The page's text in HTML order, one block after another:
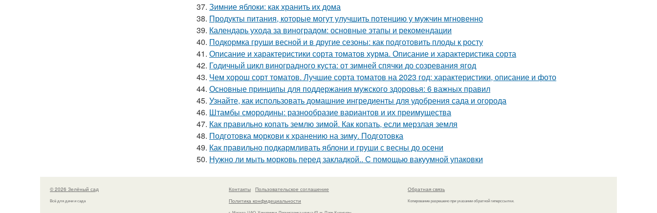
37. Зимние яблоки: как хранить их дома
38. Продукты питания, которые могут улучшить потенцию у мужчин мгновенно
39. Календарь ухода за виноградом: основные этапы и рекомендации
40. Подкормка груши весной и в другие сезоны: как подготовить плоды к росту
41. Описание и характеристики сорта томатов хурма. Описание и характеристика сорта
42. Годичный цикл виноградного куста: от зимней спячки до созревания ягод
43. Чем хорош сорт томатов. Лучшие сорта томатов на 2023 год: характеристики, описание и фото
44. Основные принципы для поддержания мужского здоровья: 6 важных правил
45. Узнайте, как использовать домашние ингредиенты для удобрения сада и огорода
46. Штамбы смородины: разнообразие вариантов и их преимущества
47. Как правильно копать землю зимой. Как копать, если мерзлая земля
48. Подготовка моркови к хранению на зиму. Подготовка
49. Как правильно подкармливать яблони и груши с весны до осени
50. Нужно ли мыть морковь перед закладкой.. С помощью вакуумной упаковки
© 2026 Зелёный сад
Всё для дачи и сада
Контакты
Пользовательское соглашение
Политика конфидециальности
Обратная связь
Копирование разрешено при указании обратной гиперссылки.